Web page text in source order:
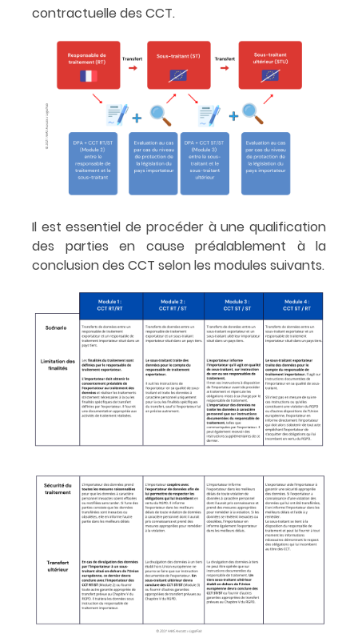
contractuelle des CCT.
Il est essentiel de procéder à une qualification
des parties en cause préalablement à la
conclusion des CCT selon les modules suivants.